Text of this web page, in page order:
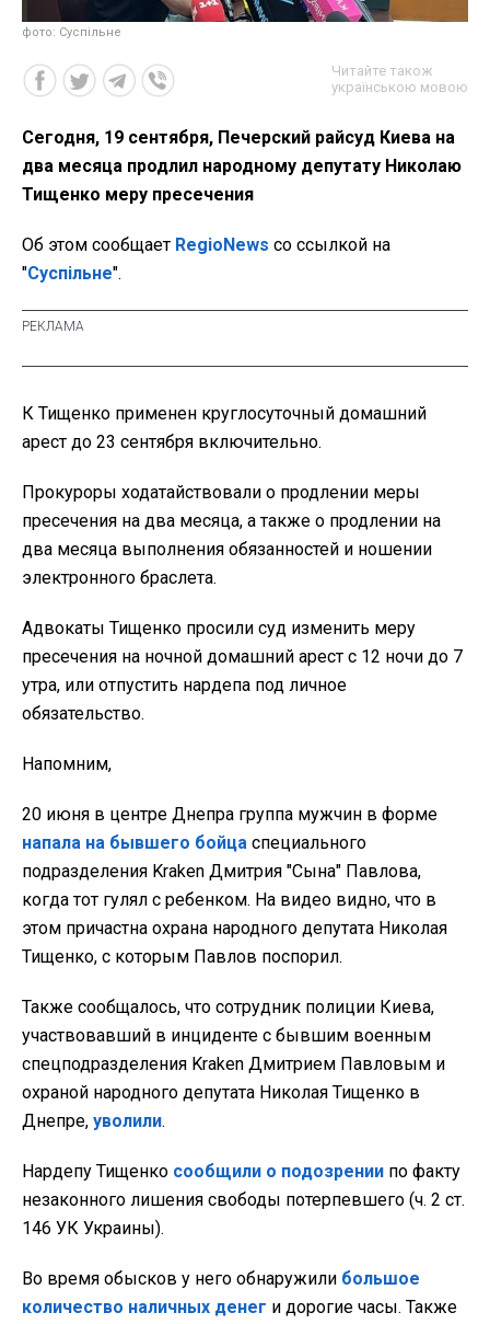
фото: Суспільне
Читайте також
українською мовою
Сегодня, 19 сентября, Печерский райсуд Киева на
два месяца продлил народному депутату Николаю
Тищенко меру пресечения
Об этом сообщает RegioNews со ссылкой на
"Суспільне".
К Тищенко применен круглосуточный домашний
арест до 23 сентября включительно.
Прокуроры ходатайствовали о продлении меры
пресечения на два месяца, а также о продлении на
два месяца выполнения обязанностей и ношении
электронного браслета.
Адвокаты Тищенко просили суд изменить меру
пресечения на ночной домашний арест с 12 ночи до 7
утра, или отпустить нардепа под личное
обязательство.
Напомним,
20 июня в центре Днепра группа мужчин в форме
напала на бывшего бойца специального
подразделения Kraken Дмитрия "Сына" Павлова,
когда тот гулял с ребенком. На видео видно, что в
этом причастна охрана народного депутата Николая
Тищенко, с которым Павлов поспорил.
Также сообщалось, что сотрудник полиции Киева,
участвовавший в инциденте с бывшим военным
спецподразделения Kraken Дмитрием Павловым и
охраной народного депутата Николая Тищенко в
Днепре, уволили.
Нардепу Тищенко сообщили о подозрении по факту
незаконного лишения свободы потерпевшего (ч. 2 ст.
146 УК Украины).
Во время обысков у него обнаружили большое
количество наличных денег и дорогие часы. Также